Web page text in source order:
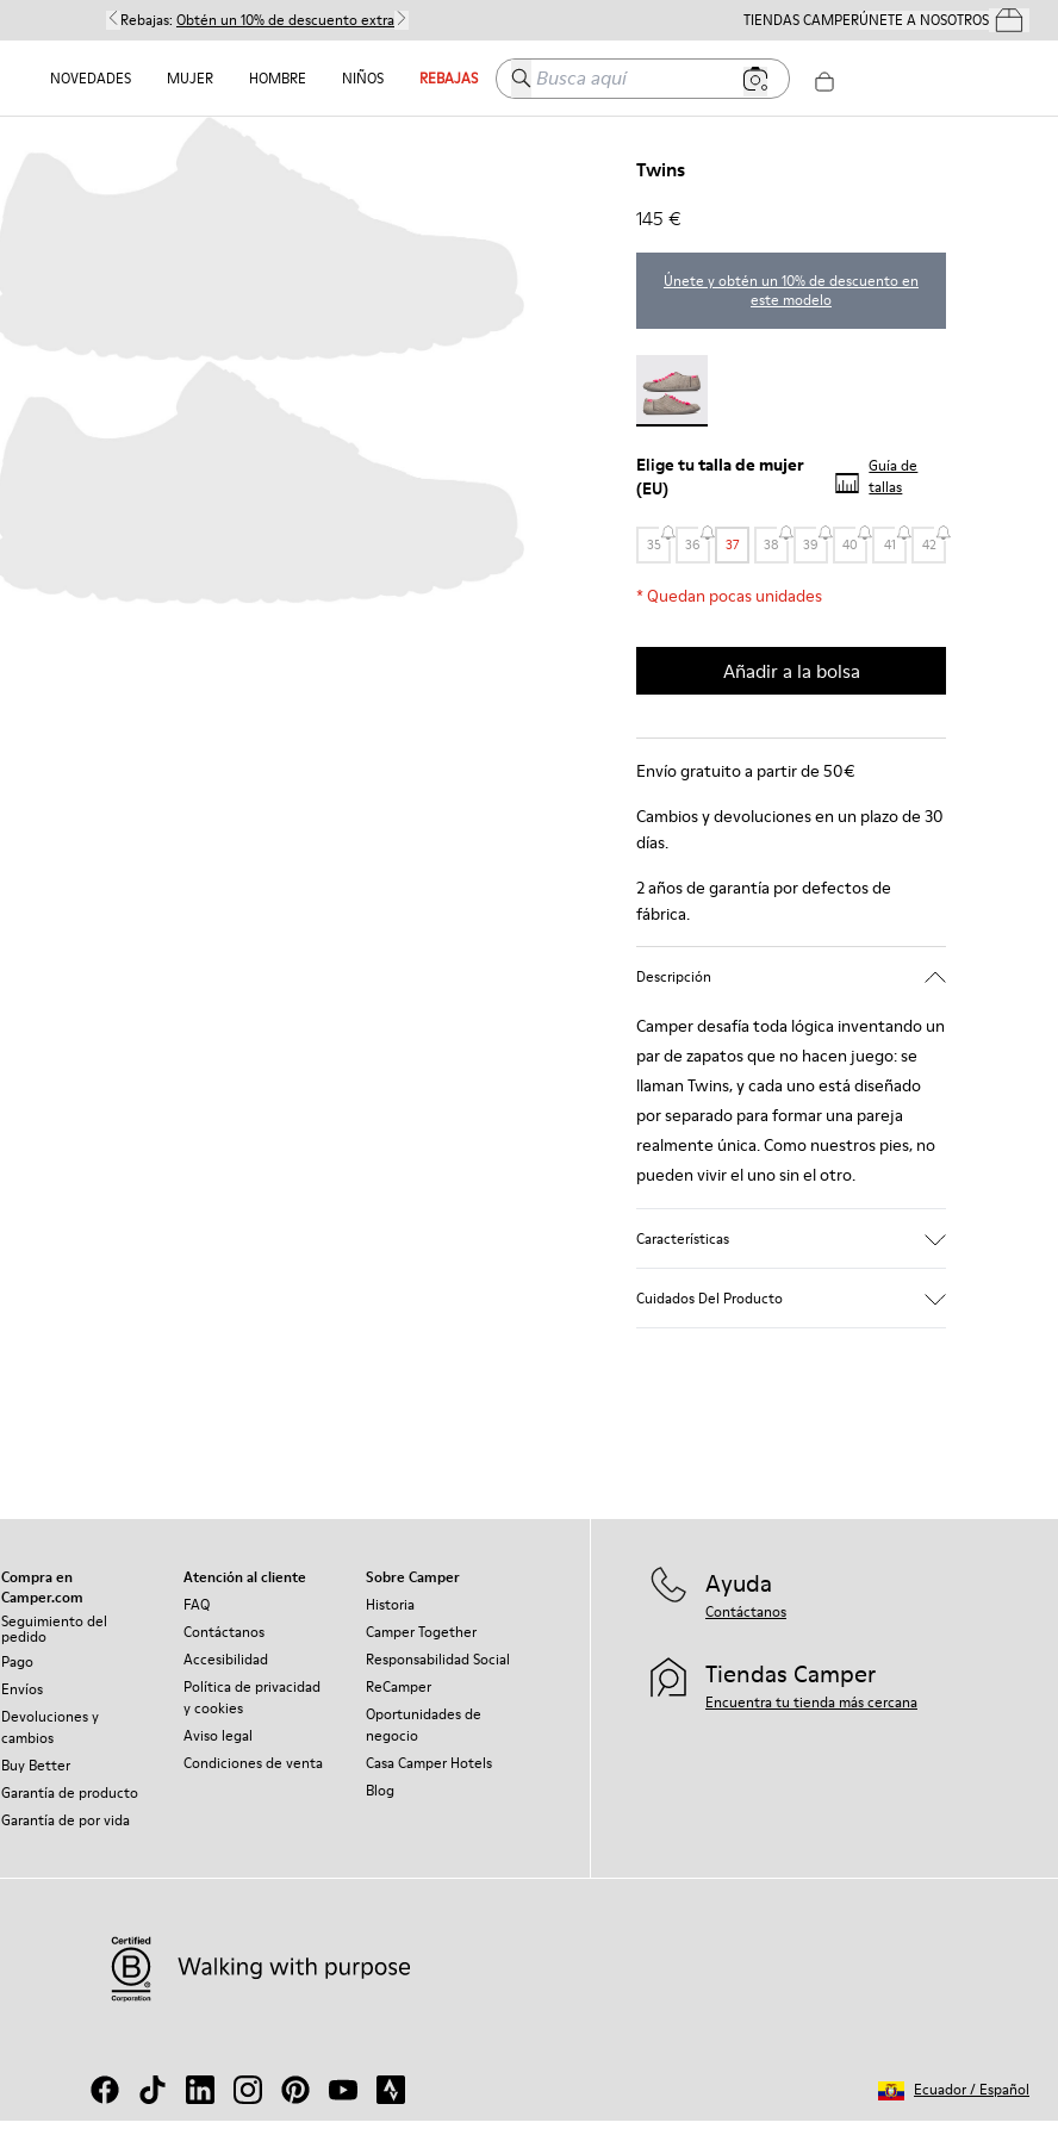
Rebajas: Obtén un 10% de descuento extra TIENDAS CAMPERÚNETE A NOSOTROSTus
NOVEDADES MUJER HOMBRE NIÑOS REBAJAS Busca aquí
Twins
145 €
Únete y obtén un 10% de descuento en
este modelo
Twins - 22592-004
Elige tutalla de mujer
(EU)
Guía de
tallas
35 36 37 38 39 40 41 42
*Quedan pocas unidades
Añadir a la bolsa
Envío gratuito a partir de 50€
Cambios y devoluciones en un plazo de 30
días.
2 años de garantía por defectos de
fábrica.
Descripción
Camper desafía toda lógica inventando un
par de zapatos que no hacen juego: se
llaman Twins, y cada uno está diseñado
por separado para formar una pareja
realmente única. Como nuestros pies, no
pueden vivir el uno sin el otro.
Características
Cuidados Del Producto
Si deseas obtener información detallada
sobre cómo cuidar de tu par, visita
Compra en
Camper.com
Seguimiento del
pedido
Pago
Envíos
Devoluciones y
cambios
Buy Better
Garantía de producto
Garantía de por vida
Atención al cliente
FAQ
Contáctanos
Accesibilidad
Política de privacidad
y cookies
Aviso legal
Condiciones de venta
Sobre Camper
Historia
Camper Together
Responsabilidad Social
ReCamper
Oportunidades de
negocio
Casa Camper Hotels
Blog
Ayuda
Contáctanos
Tiendas Camper
Encuentra tu tienda más cercana
Ecuador/ Español